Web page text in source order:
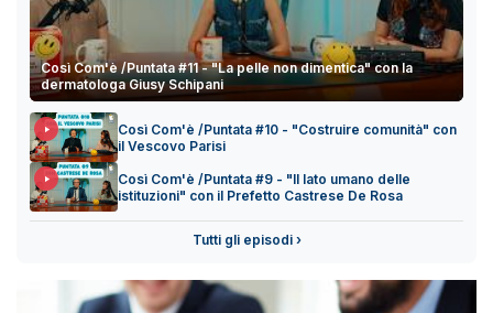
Così Com'è /Puntata #11 - "La pelle non dimentica" con la
dermatologa Giusy Schipani
Così Com'è /Puntata #10 - "Costruire comunità" con
il Vescovo Parisi
Così Com'è /Puntata #9 - "Il lato umano delle
istituzioni" con il Prefetto Castrese De Rosa
Tutti gli episodi ›